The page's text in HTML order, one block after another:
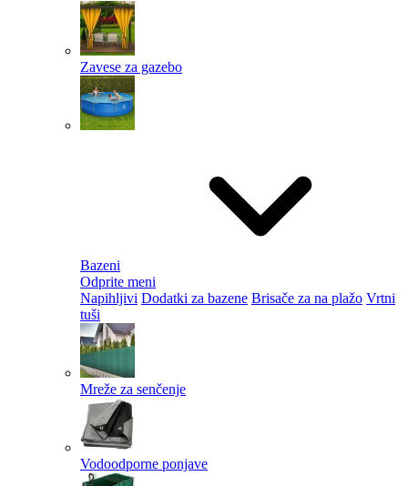
Zavese za gazebo
Bazeni
Odprite meni
Napihljivi Dodatki za bazene Brisače za na plažo Vrtni
tuši
Mreže za senčenje
Vodoodporne ponjave